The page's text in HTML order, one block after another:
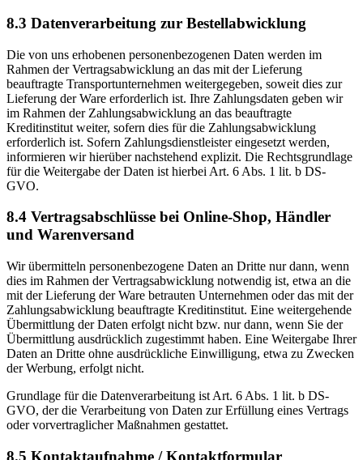
8.3 Datenverarbeitung zur Bestellabwicklung
Die von uns erhobenen personenbezogenen Daten werden im
Rahmen der Vertragsabwicklung an das mit der Lieferung
beauftragte Transportunternehmen weitergegeben, soweit dies zur
Lieferung der Ware erforderlich ist. Ihre Zahlungsdaten geben wir
im Rahmen der Zahlungsabwicklung an das beauftragte
Kreditinstitut weiter, sofern dies für die Zahlungsabwicklung
erforderlich ist. Sofern Zahlungsdienstleister eingesetzt werden,
informieren wir hierüber nachstehend explizit. Die Rechtsgrundlage
für die Weitergabe der Daten ist hierbei Art. 6 Abs. 1 lit. b DS-
GVO.
8.4 Vertragsabschlüsse bei Online-Shop, Händler
und Warenversand
Wir übermitteln personenbezogene Daten an Dritte nur dann, wenn
dies im Rahmen der Vertragsabwicklung notwendig ist, etwa an die
mit der Lieferung der Ware betrauten Unternehmen oder das mit der
Zahlungsabwicklung beauftragte Kreditinstitut. Eine weitergehende
Übermittlung der Daten erfolgt nicht bzw. nur dann, wenn Sie der
Übermittlung ausdrücklich zugestimmt haben. Eine Weitergabe Ihrer
Daten an Dritte ohne ausdrückliche Einwilligung, etwa zu Zwecken
der Werbung, erfolgt nicht.
Grundlage für die Datenverarbeitung ist Art. 6 Abs. 1 lit. b DS-
GVO, der die Verarbeitung von Daten zur Erfüllung eines Vertrags
oder vorvertraglicher Maßnahmen gestattet.
8.5 Kontaktaufnahme / Kontaktformular